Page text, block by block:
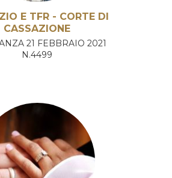
E TFR - CORTE DI
CASSAZIONE
21 FEBBRAIO 2021
N.4499